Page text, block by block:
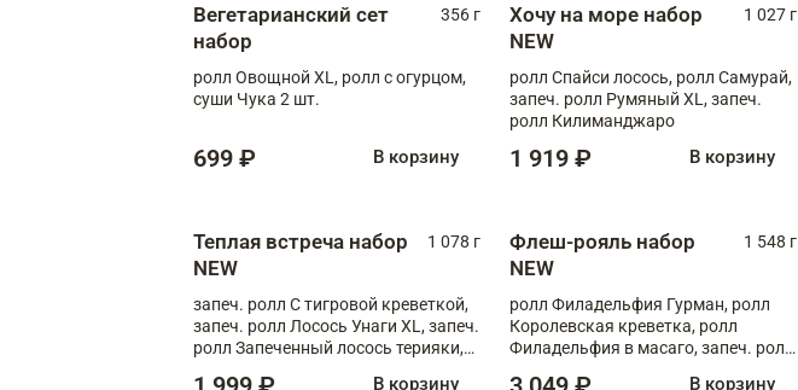
Вегетарианский сет
набор
356 г
ролл Овощной XL, ролл с огурцом,
суши Чука 2 шт.
699 ₽ В корзину
Хочу на море набор
NEW
1 027 г
ролл Спайси лосось, ролл Самурай,
запеч. ролл Румяный XL, запеч.
ролл Килиманджаро
1 919 ₽ В корзину
Теплая встреча набор
NEW
1 078 г
запеч. ролл С тигровой креветкой,
запеч. ролл Лосось Унаги XL, запеч.
ролл Запеченный лосось терияки,
В корзину
Флеш-рояль набор
NEW
1 548 г
ролл Филадельфия Гурман, ролл
Королевская креветка, ролл
Филадельфия в масаго, запеч. ролл
В корзину